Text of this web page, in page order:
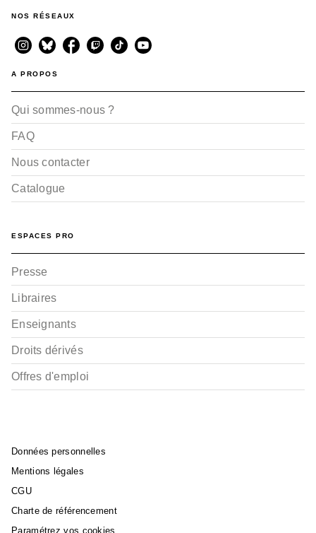
NOS RÉSEAUX
A PROPOS
Qui sommes-nous ?
FAQ
Nous contacter
Catalogue
ESPACES PRO
Presse
Libraires
Enseignants
Droits dérivés
Offres d'emploi
Données personnelles
Mentions légales
CGU
Charte de référencement
Paramétrez vos cookies